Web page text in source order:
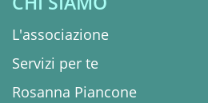
L'associazione
Servizi per te
Rosanna Piancone